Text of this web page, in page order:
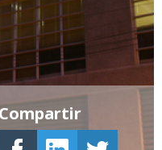
Compartir